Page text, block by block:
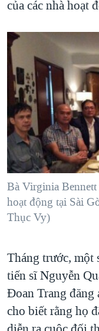
của các nhà hoạt
Bà Virginia
hoạt động tại Sài
Thục Vy)
Tháng trước, một
tiến sĩ Nguyễn
Đoan Trang đăng
cho biết rằng họ